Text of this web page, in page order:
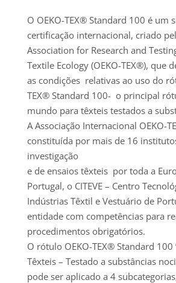
O OEKO-TEX® Standard 100 é um
certificação internacional, criado
Association for Research and
Textile Ecology (OEKO-TEX®), que
as condições relativas ao uso do
TEX® Standard 100- o principal
mundo para têxteis testados a
A Associação Internacional OEKO-
constituída por mais de 16
investigação
e de ensaios têxteis por toda a
Portugal, o CITEVE – Centro
Indústrias Têxtil e Vestuário de
entidade com competências para
procedimentos obrigatórios.
O rótulo OEKO-TEX® Standard 100
Têxteis – Testado a substâncias
pode ser aplicado a 4